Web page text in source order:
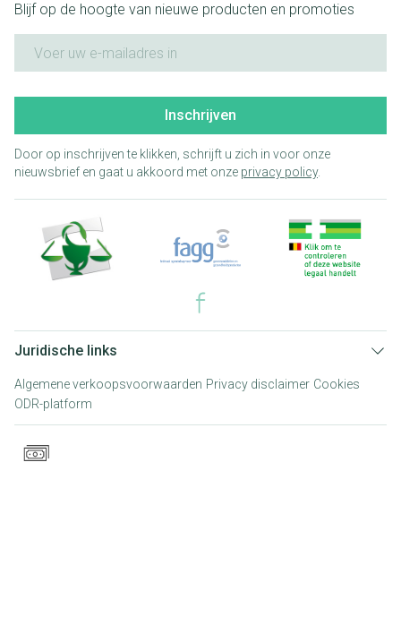
Blijf op de hoogte van nieuwe producten en promoties
Inschrijven
Door op inschrijven te klikken, schrijft u zich in voor onze
nieuwsbrief en gaat u akkoord met onze privacy policy.
Juridische links
Algemene verkoopsvoorwaarden Privacy disclaimer Cookies
ODR-platform